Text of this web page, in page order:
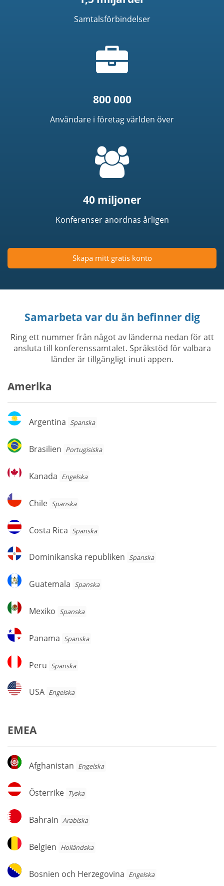
Samtalsförbindelser
ikon
800 000
Användare i företag världen över
40 miljoner
Konferenser anordnas årligen
Skapa mitt gratis konto
Samarbeta var du än befinner dig
Ring ett nummer från något av länderna nedan för att
ansluta till konferenssamtalet. Språkstöd för valbara
länder är tillgängligt inuti appen.
Amerika
Argentina
Argentina Spanska
Brasilien
Brasilien Portugisiska
Kanada
Kanada Engelska
Chile
Chile Spanska
Costa
Rica
Costa Rica Spanska
Dominikanska
republiken
Dominikanska republiken Spanska
Guatemala
Guatemala Spanska
Mexiko
Mexiko Spanska
Panama
Panama Spanska
Peru
Peru Spanska
USA
USA Engelska
EMEA
Afghanistan
Afghanistan Engelska
Österrike
Österrike Tyska
Bahrain
Bahrain Arabiska
Belgien
Belgien Holländska
Bosnien
och
Bosnien och Herzegovina Engelska